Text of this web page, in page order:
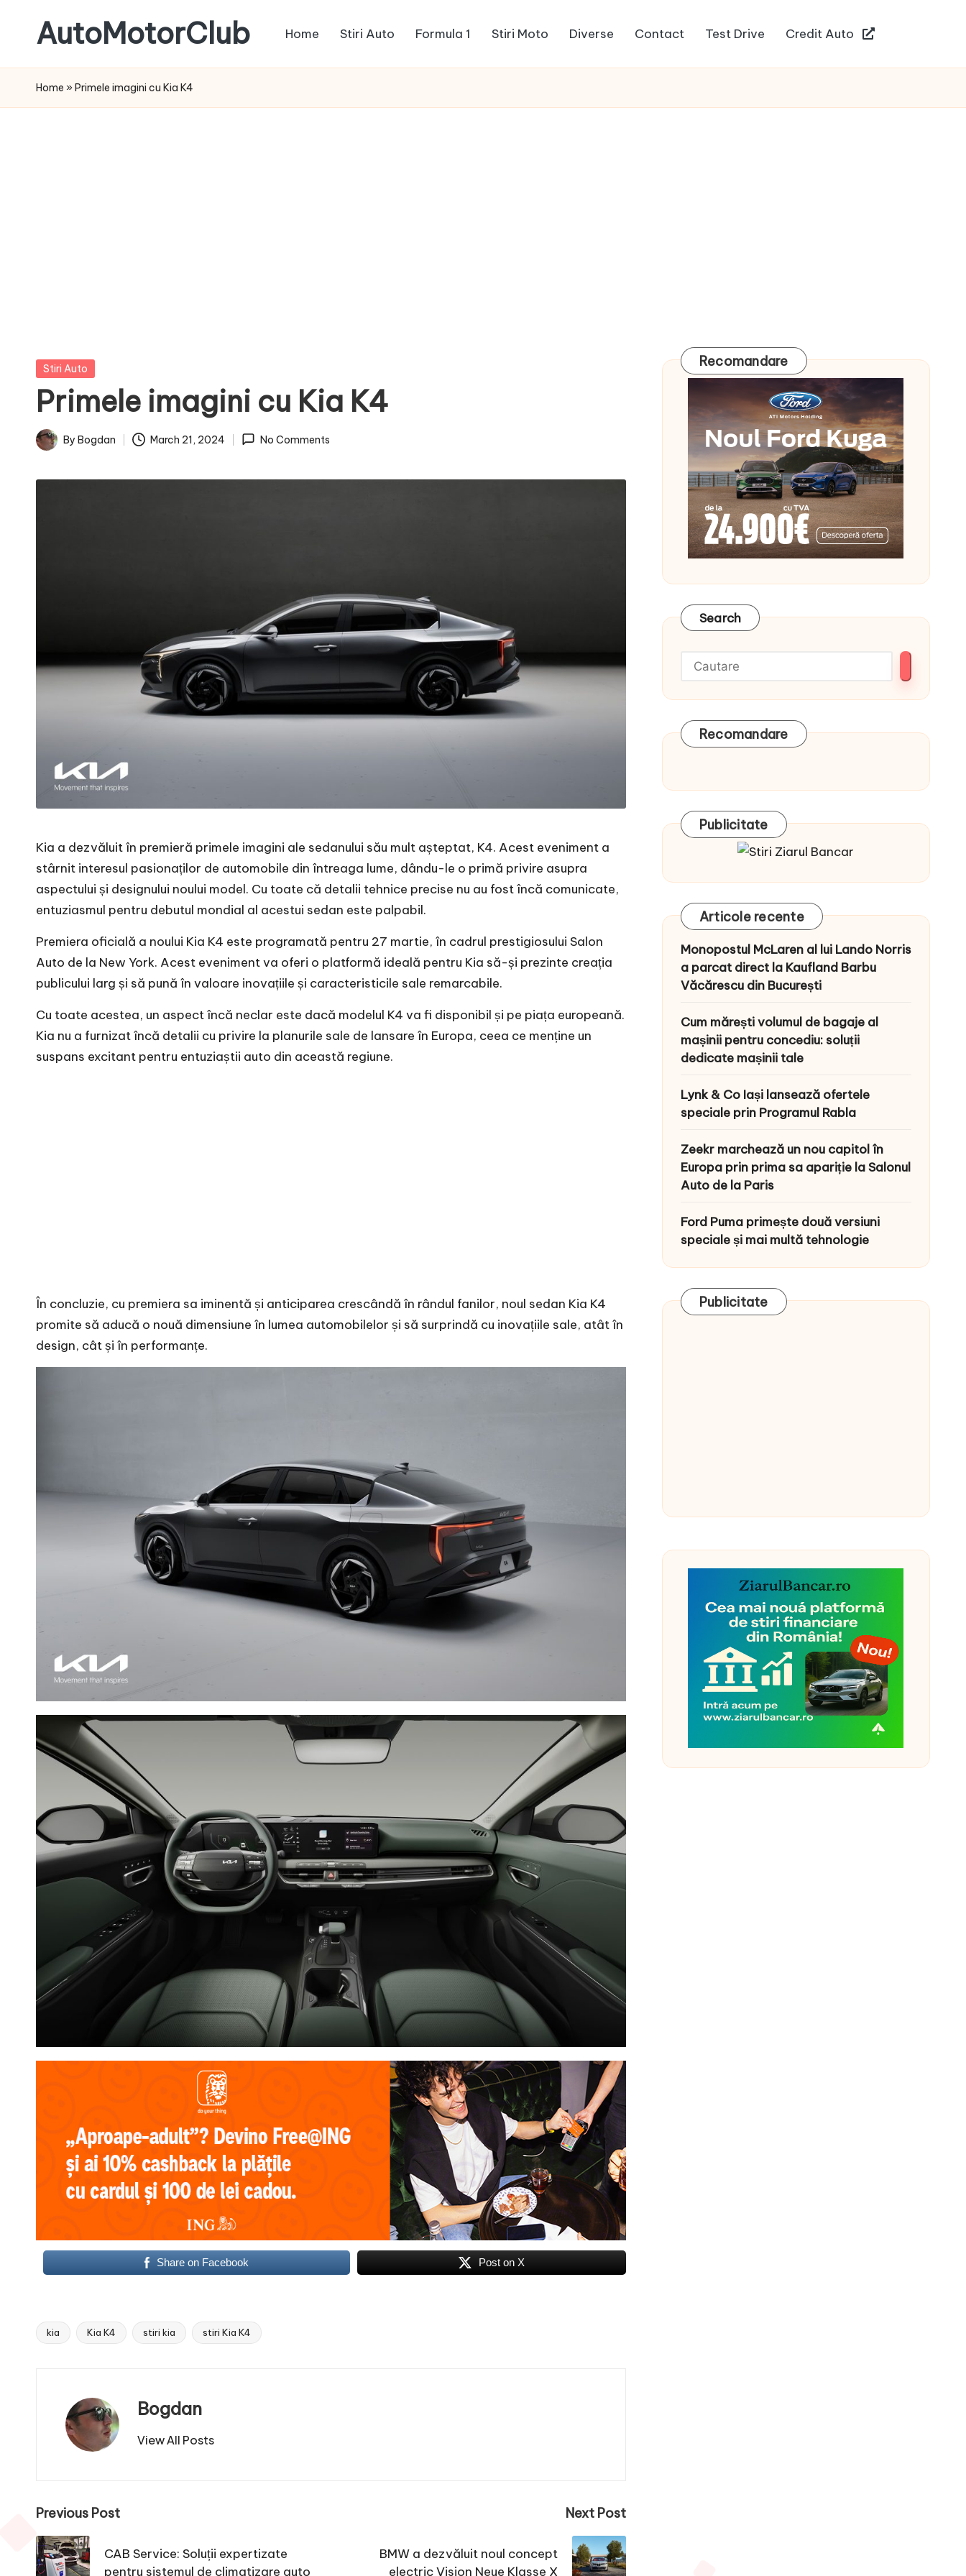
content
AutoMotorClub
despre
masini
Home Stiri Auto Formula 1 Stiri Moto Diverse Contact Test Drive Credit Auto
Home » Primele imagini cu Kia K4
Posted
Stiri Auto
Primele imagini cu Kia K4
Posted
By Bogdan March 21, 2024 No Comments
Kia a dezvăluit în premieră primele imagini ale sedanului său mult așteptat, K4. Acest eveniment a
stârnit interesul pasionaților de automobile din întreaga lume, dându-le o primă privire asupra
aspectului și designului noului model. Cu toate că detalii tehnice precise nu au fost încă comunicate,
entuziasmul pentru debutul mondial al acestui sedan este palpabil.
Premiera oficială a noului Kia K4 este programată pentru 27 martie, în cadrul prestigiosului Salon
Auto de la New York. Acest eveniment va oferi o platformă ideală pentru Kia să-și prezinte creația
publicului larg și să pună în valoare inovațiile și caracteristicile sale remarcabile.
Cu toate acestea, un aspect încă neclar este dacă modelul K4 va fi disponibil și pe piața europeană.
Kia nu a furnizat încă detalii cu privire la planurile sale de lansare în Europa, ceea ce menține un
suspans excitant pentru entuziaștii auto din această regiune.
În concluzie, cu premiera sa iminentă și anticiparea crescândă în rândul fanilor, noul sedan Kia K4
promite să aducă o nouă dimensiune în lumea automobilelor și să surprindă cu inovațiile sale, atât în
design, cât și în performanțe.
Share on Facebook Post on X
Tags:
kia Kia K4 stiri kia stiri Kia K4
Bogdan
View All Posts
Post
navigation
Previous Post
CAB Service: Soluții expertizate
pentru sistemul de climatizare auto
Next Post
BMW a dezvăluit noul concept
electric Vision Neue Klasse X
Recomandare
Search
Recomandare
Publicitate
Articole recente
Monopostul McLaren al lui Lando Norris
a parcat direct la Kaufland Barbu
Văcărescu din București
Cum mărești volumul de bagaje al
mașinii pentru concediu: soluții
dedicate mașinii tale
Lynk & Co Iași lansează ofertele
speciale prin Programul Rabla
Zeekr marchează un nou capitol în
Europa prin prima sa apariție la Salonul
Auto de la Paris
Ford Puma primește două versiuni
speciale și mai multă tehnologie
Publicitate